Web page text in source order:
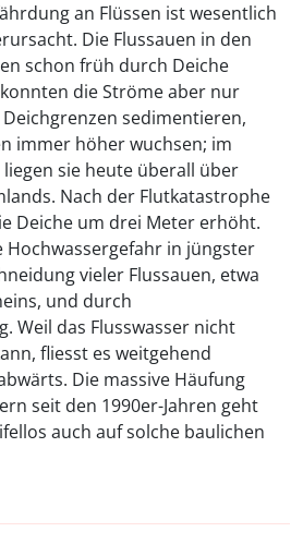
an Flüssen ist wesentlich
Die Flussauen in den
schon früh durch Deiche
die Ströme aber nur
sedimentieren,
immer höher wuchsen; im
liegen sie heute überall über
Nach der Flutkatastrophe
Deiche um drei Meter erhöht.
in jüngster
vieler Flussauen, etwa
und durch
Weil das Flusswasser nicht
fliesst es weitgehend
Die massive Häufung
seit den 1990er-Jahren geht
auch auf solche baulichen